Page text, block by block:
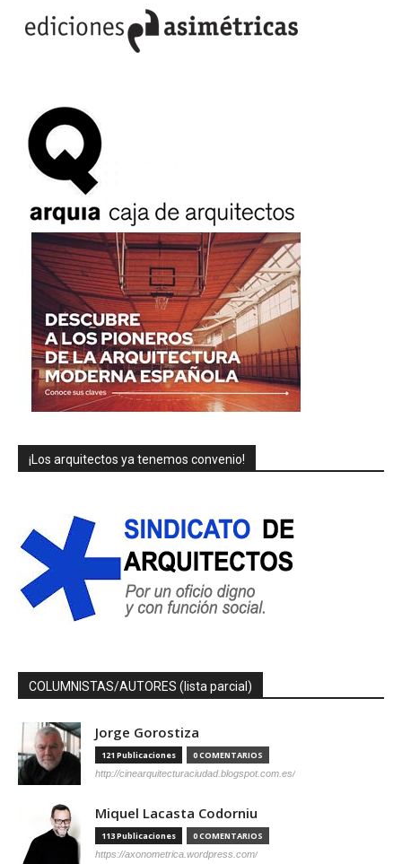
¡Los arquitectos ya tenemos convenio!
COLUMNISTAS/AUTORES (lista parcial)
Jorge Gorostiza
121 Publicaciones 0 COMENTARIOS
http://cinearquitecturaciudad.blogspot.com.es/
Miquel Lacasta Codorniu
113 Publicaciones 0 COMENTARIOS
https://axonometrica.wordpress.com/